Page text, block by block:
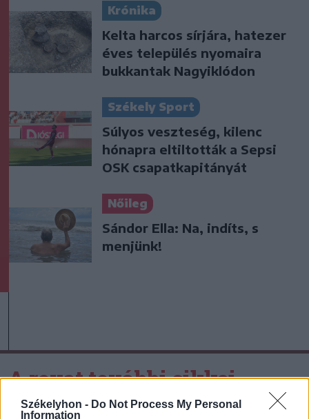
Székelyhon - Do Not Process My Personal
Information
Krónika
Kelta harcos sírjára, hatezer
éves település nyomaira
bukkantak Nagyiklódon
Székely Sport
Súlyos veszteség, kilenc
hónapra eltiltották a Sepsi
OSK csapatkapitányát
Nőileg
Sándor Ella: Na, indíts, s
menjünk!
A rovat további cikkei